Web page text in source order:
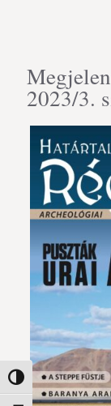
Nagy kontraszt
2023/3.